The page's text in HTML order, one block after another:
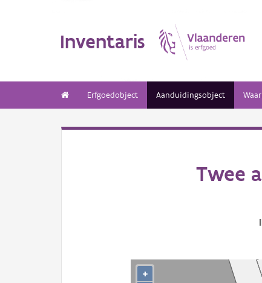
Inventaris
Erfgoedobject Aanduidingsobject
Twee
+